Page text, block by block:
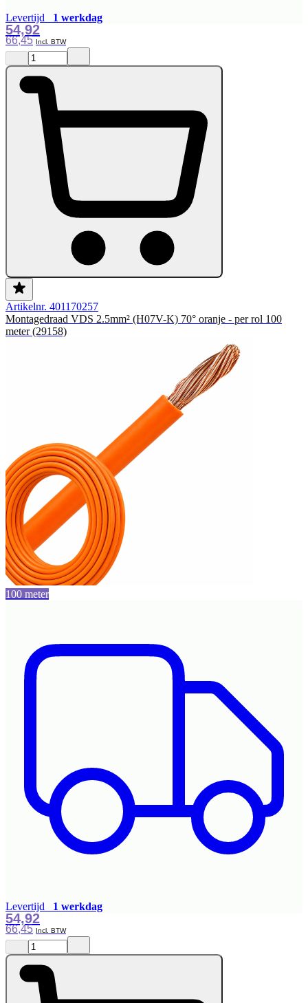
Levertijd 1 werkdag
66,45
54,92
Artikelnr. 401170257
Montagedraad VDS 2.5mm² (H07V-K) 70° oranje - per rol 100
meter (29158)
100 meter
Levertijd 1 werkdag
66,45
54,92